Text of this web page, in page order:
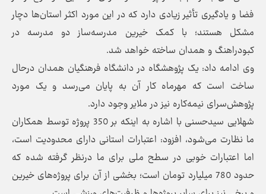
فضا و یادگیری تأثیر زیادی دارد که در این مورد اکثر استان‌ها دچار
مشکل هستند؛ با کمک خیرین مدرسه‌ساز دو مدرسه در
کبودراهنگ و همدان ساخته خواهد شد.
وی ادامه داد: یک پژوهشگاه در دانشگاه فرهنگیان همدان درحال
ساخت است که مهرماه کار آن به پایان می‌رسد و یک مورد
پژوهش‌سرای نیمه‌کاره نیز در ملایر وجود دارد.
شهلایی سیدحسنی با اشاره به اینکه بر 350 پروژه توسط همکاران
ما نظارت می‌شود، افزود: اعتبارات استانی دارای محدودیت است،
اما اعتبارات خوبی در سطح ملی برای ما درنظر گرفته شده که
حدود 780 میلیارد تومان است؛ بخشی از آن برای پروژه‌های خیرین